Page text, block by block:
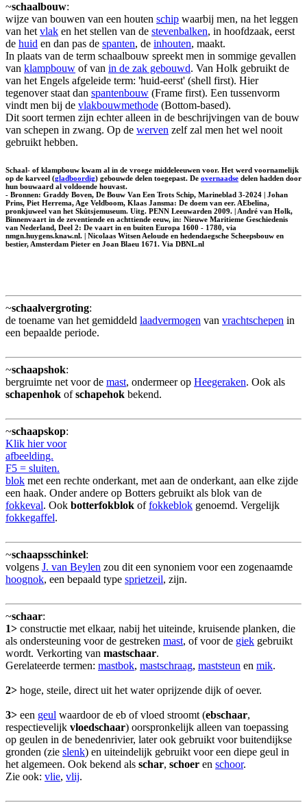
~schaalbouw:
wijze van bouwen van een houten schip waarbij men, na het leggen
van het vlak en het stellen van de stevenbalken, in hoofdzaak, eerst
de huid en dan pas de spanten, de inhouten, maakt.
In plaats van de term schaalbouw spreekt men in sommige gevallen
van klampbouw of van in de zak gebouwd. Van Holk gebruikt de
van het Engels afgeleide term: 'huid-eerst' (shell first). Hier
tegenover staat dan spantenbouw (Frame first). Een tussenvorm
vindt men bij de vlakbouwmethode (Bottom-based).
Dit soort termen zijn echter alleen in de beschrijvingen van de bouw
van schepen in zwang. Op de werven zelf zal men het wel nooit
gebruikt hebben.
Schaal- of klampbouw kwam al in de vroege middeleeuwen voor. Het werd voornamelijk
op de karveel (gladboordig) gebouwde delen toegepast. De overnaadse delen hadden door
hun bouwaard al voldoende houvast.
- Bronnen: Graddy Boven, De Bouw Van Een Trots Schip, Marineblad 3-2024 | Johan
Prins, Piet Herrema, Age Veldboom, Klaas Jansma: De doem van eer. AEbelina,
pronkjuweel van het Skûtsjemuseum. Uitg. PENN Leeuwarden 2009. | André van Holk,
Binnenvaart in de zeventiende en achttiende eeuw, in: Nieuwe Maritieme Geschiedenis
van Nederland, Deel 2: De vaart in en buiten Europa 1600 - 1780, via
nmgn.huygens.knaw.nl. | Nicolaas Witsen Aeloude en hedendaegsche Scheepsbouw en
bestier, Amsterdam Pieter en Joan Blaeu 1671. Via DBNL.nl
~schaalvergroting:
de toename van het gemiddeld laadvermogen van vrachtschepen in
een bepaalde periode.
~schaapshok:
bergruimte net voor de mast, ondermeer op Heegeraken. Ook als
schapenhok ofschapehok bekend.
~schaapskop:
Klik hier voor
afbeelding.
F5 = sluiten.
blok met een rechte onderkant, met aan de onderkant, aan elke zijde
een haak. Onder andere op Botters gebruikt als blok van de
fokkeval. Ook botterfokblok offokkeblok genoemd. Vergelijk
fokkegaffel.
~schaapsschinkel:
volgens J. van Beylen zou dit een synoniem voor een zogenaamde
hoognok, een bepaald type sprietzeil, zijn.
~schaar:
1> constructie met elkaar, nabij het uiteinde, kruisende planken, die
als ondersteuning voor de gestreken mast, of voor de giek gebruikt
wordt. Verkorting van mastschaar.
Gerelateerde termen: mastbok, mastschraag, maststeun en mik.
2> hoge, steile, direct uit het water oprijzende dijk of oever.
3> een geul waardoor de eb of vloed stroomt (ebschaar,
respectievelijk vloedschaar) oorspronkelijk alleen van toepassing
op geulen in de benedenrivier, later ook gebruikt voor buitendijkse
gronden (zie slenk) en uiteindelijk gebruikt voor een diepe geul in
het algemeen. Ook bekend als schar, schoer en schoor.
Zie ook: vlie, vlij.